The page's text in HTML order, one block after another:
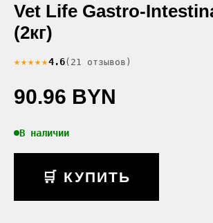
Vet Life Gastro-
(2кг)
★★★★★4.6(21 отзывов)
90.96 BYN
В наличии
🛒 КУПИТЬ